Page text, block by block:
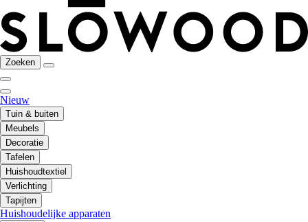
Zoeken
Nieuw
Tuin & buiten
Meubels
Decoratie
Tafelen
Huishoudtextiel
Verlichting
Tapijten
Huishoudelijke apparaten